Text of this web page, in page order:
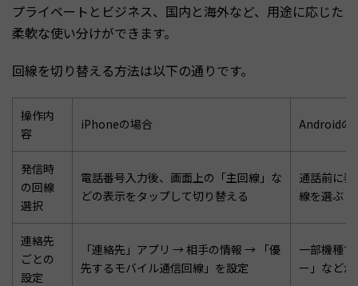
プライベートとビジネス、国内と海外など、用途に応じた
柔軟な使い分けができます。
回線を切り替える方法は以下の通りです。
操作内
容
iPhoneの場合 Androidの
発信時
の回線
選択
電話番号入力後、画面上の「主回線」な
どの表示をタップして切り替える
通話前に
線を選ぶ
連絡先
ごとの
設定
「連絡先」アプリ → 相手の情報 → 「優
先するモバイル通信回線」を設定
一部機種
ー」など